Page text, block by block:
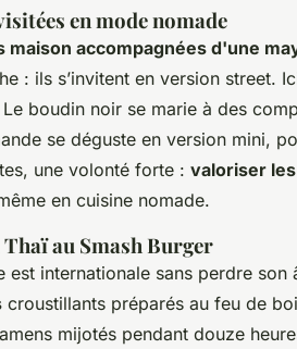
en mode nomade
maison accompagnées d'une
: ils s’invitent en version street.
boudin noir se marie à des
se déguste en version mini,
une volonté forte : valoriser
en cuisine nomade.
au Smash Burger
est internationale sans perdre son
croustillants préparés au feu de
mijotés pendant douze